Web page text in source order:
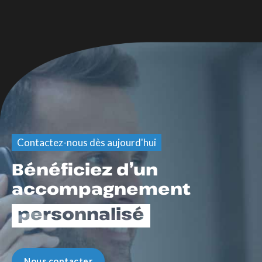
Contactez-nous dès aujourd'hui
Bénéficiez d’un
accompagnement
personnalisé